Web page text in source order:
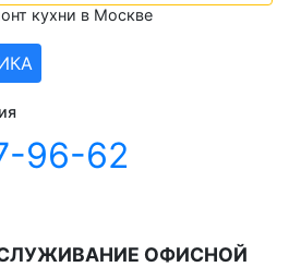
кухни в Москве
96-62
ОФИСНОЙ